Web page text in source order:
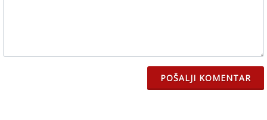
POŠALJI KOMENTAR